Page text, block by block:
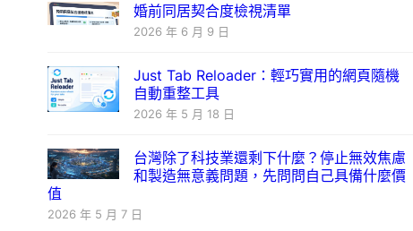
婚前同居契合度檢視清單
2026 年 6 月 9 日
Just Tab Reloader：輕巧實用的網頁隨機
自動重整工具
2026 年 5 月 18 日
台灣除了科技業還剩下什麼？停止無效焦慮
和製造無意義問題，先問問自己具備什麼價
值
2026 年 5 月 7 日